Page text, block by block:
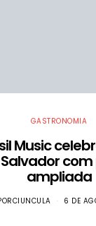
GASTRONOMIA
Music
ampliada
6 DE